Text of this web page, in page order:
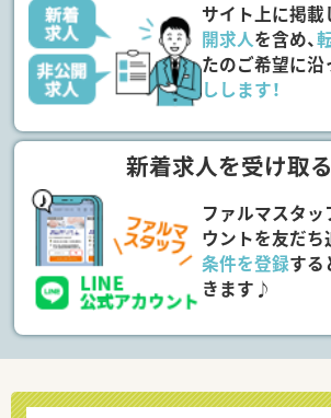
サイト上に掲
開求人を含め、
たのご希望に沿
しします！
新着求人を受け取る
ファルマスタ
ウントを友だち
条件を登録する
きます♪